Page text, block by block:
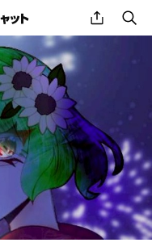
share